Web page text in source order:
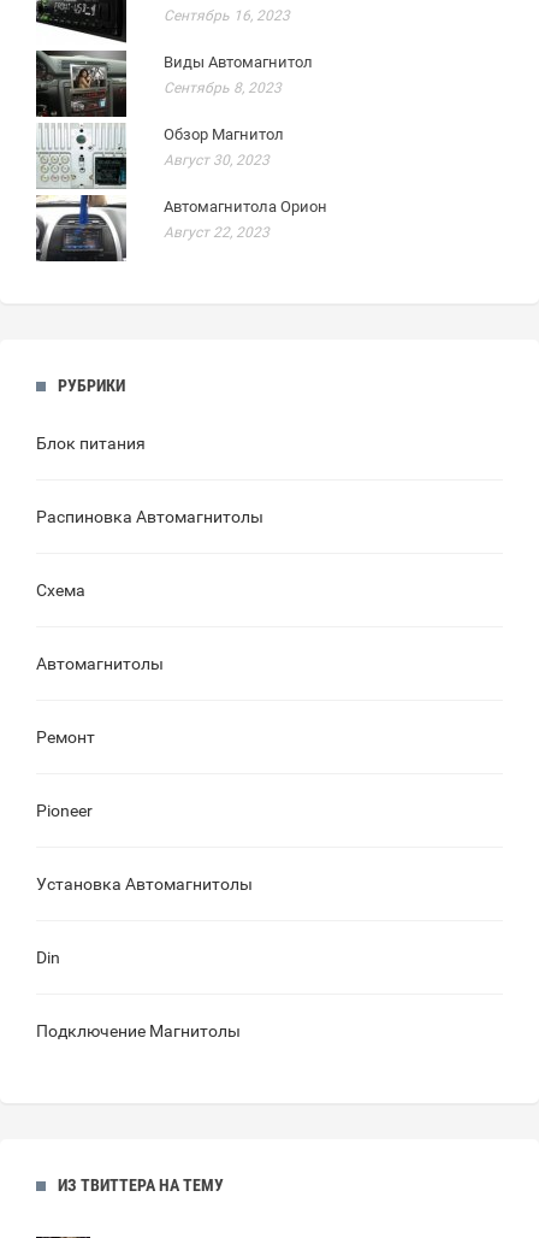
Сентябрь 16, 2023
Виды Автомагнитол
Сентябрь 8, 2023
Обзор Магнитол
Август 30, 2023
Автомагнитола Орион
Август 22, 2023
РУБРИКИ
Блок питания
Распиновка Автомагнитолы
Схема
Автомагнитолы
Ремонт
Pioneer
Установка Автомагнитолы
Din
Подключение Магнитолы
ИЗ ТВИТТЕРА НА ТЕМУ